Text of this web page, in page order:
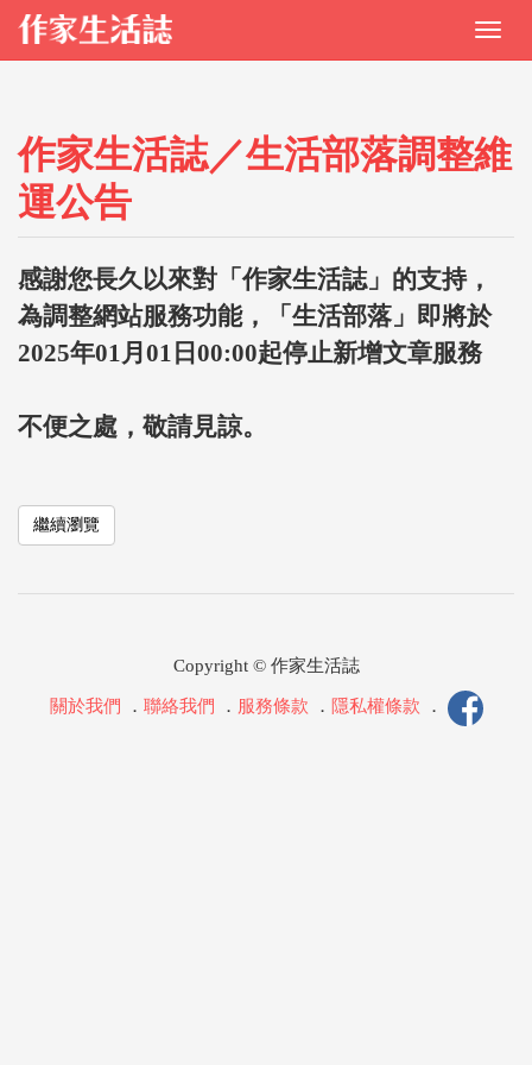
作家生活誌／生活部落調整維
運公告
感謝您長久以來對「作家生活誌」的支持，
為調整網站服務功能，「生活部落」即將於
2025年01月01日00:00起停止新增文章服務
不便之處，敬請見諒。
繼續瀏覽
Copyright © 作家生活誌
關於我們 ． 聯絡我們 ． 服務條款 ． 隱私權條款 ．